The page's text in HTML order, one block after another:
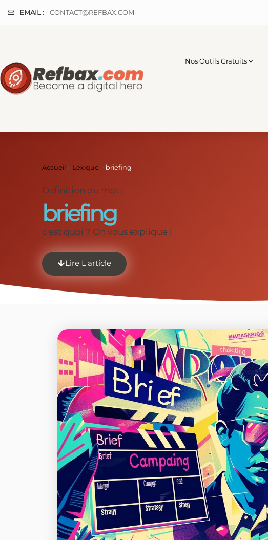
EMAIL : CONTACT@REFBAX.COM
Nos Outils Gratuits
Accueil > Lexique > briefing
Définition du mot :
briefing
c'est quoi ? On vous explique !
Lire L'article